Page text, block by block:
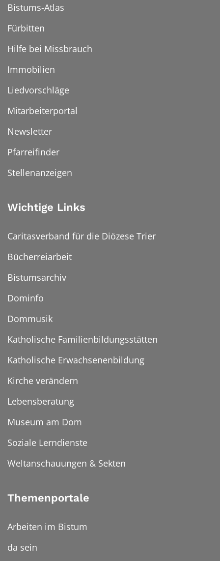
Bistums-Atlas
Fürbitten
Hilfe bei Missbrauch
Immobilien
Liedvorschläge
Mitarbeiterportal
Newsletter
Pfarreifinder
Stellenanzeigen
Wichtige Links
Caritasverband für die Diözese Trier
Bücherreiarbeit
Bistumsarchiv
Dominfo
Dommusik
Katholische Familienbildungsstätten
Katholische Erwachsenenbildung
Kirche verändern
Lebensberatung
Museum am Dom
Soziale Lerndienste
Weltanschauungen & Sekten
Themenportale
Arbeiten im Bistum
da sein